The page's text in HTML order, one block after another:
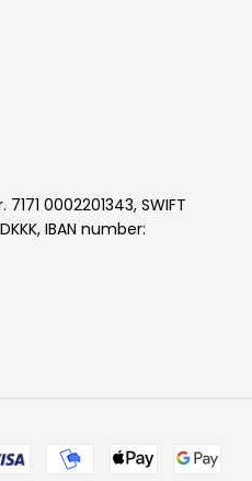
0002201343, SWIFT
IBAN number: